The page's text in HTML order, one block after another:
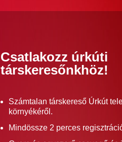
Csatlakozz úrkúti
társkeresőnkhöz!
Számtalan társkereső Úrkút
környékéről.
Mindössze 2 perces